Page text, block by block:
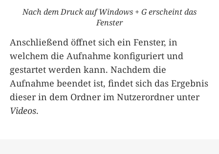
Nach dem Druck auf Windows + G erscheint das
Fenster
Anschließend öffnet sich ein Fenster, in
welchem die Aufnahme konfiguriert und
gestartet werden kann. Nachdem die
Aufnahme beendet ist, findet sich das Ergebnis
dieser in dem Ordner im Nutzerordner unter
Videos.